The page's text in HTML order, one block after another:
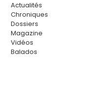
Actualités
Chroniques
Dossiers
Magazine
Vidéos
Balados